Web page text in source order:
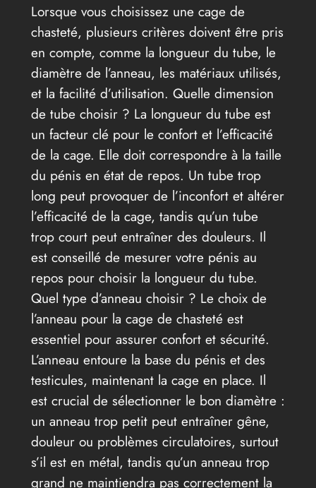
Lorsque vous choisissez une cage de
chasteté, plusieurs critères doivent être pris
en compte, comme la longueur du tube, le
diamètre de l’anneau, les matériaux utilisés,
et la facilité d’utilisation. Quelle dimension
de tube choisir ? La longueur du tube est
un facteur clé pour le confort et l’efficacité
de la cage. Elle doit correspondre à la taille
du pénis en état de repos. Un tube trop
long peut provoquer de l’inconfort et altérer
l’efficacité de la cage, tandis qu’un tube
trop court peut entraîner des douleurs. Il
est conseillé de mesurer votre pénis au
repos pour choisir la longueur du tube.
Quel type d’anneau choisir ? Le choix de
l’anneau pour la cage de chasteté est
essentiel pour assurer confort et sécurité.
L’anneau entoure la base du pénis et des
testicules, maintenant la cage en place. Il
est crucial de sélectionner le bon diamètre :
un anneau trop petit peut entraîner gêne,
douleur ou problèmes circulatoires, surtout
s’il est en métal, tandis qu’un anneau trop
grand ne maintiendra pas correctement la